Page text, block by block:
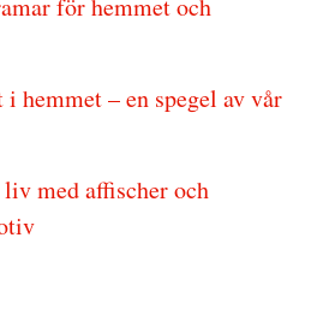
för hemmet och
hemmet – en spegel av vår
med affischer och